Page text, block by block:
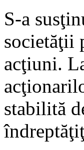
S-a
societăţii
acţiuni.
stabilită